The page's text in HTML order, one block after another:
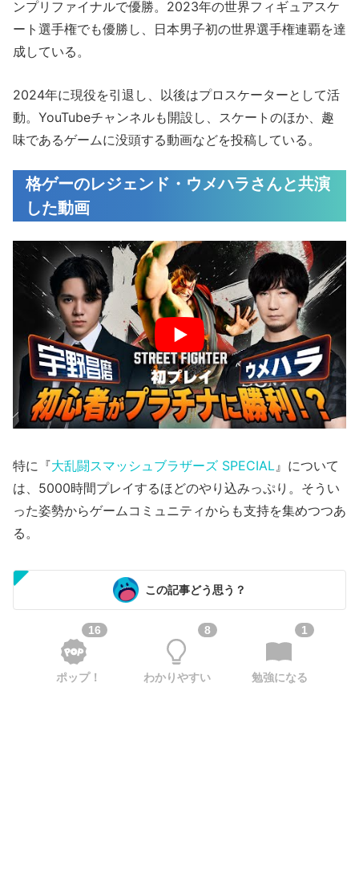
ンプリファイナルで優勝。2023年の世界フィギュアスケ
ート選手権でも優勝し、日本男子初の世界選手権連覇を達
成している。
2024年に現役を引退し、以後はプロスケーターとして活
動。YouTubeチャンネルも開設し、スケートのほか、趣
味であるゲームに没頭する動画などを投稿している。
格ゲーのレジェンド・ウメハラさんと共演
した動画
特に『大乱闘スマッシュブラザーズ SPECIAL 』について
は、5000時間プレイするほどのやり込みっぷり。そうい
った姿勢からゲームコミュニティからも支持を集めつつあ
る。
この記事どう思う？
16
ポップ！
8
わかりやすい
1
勉強になる